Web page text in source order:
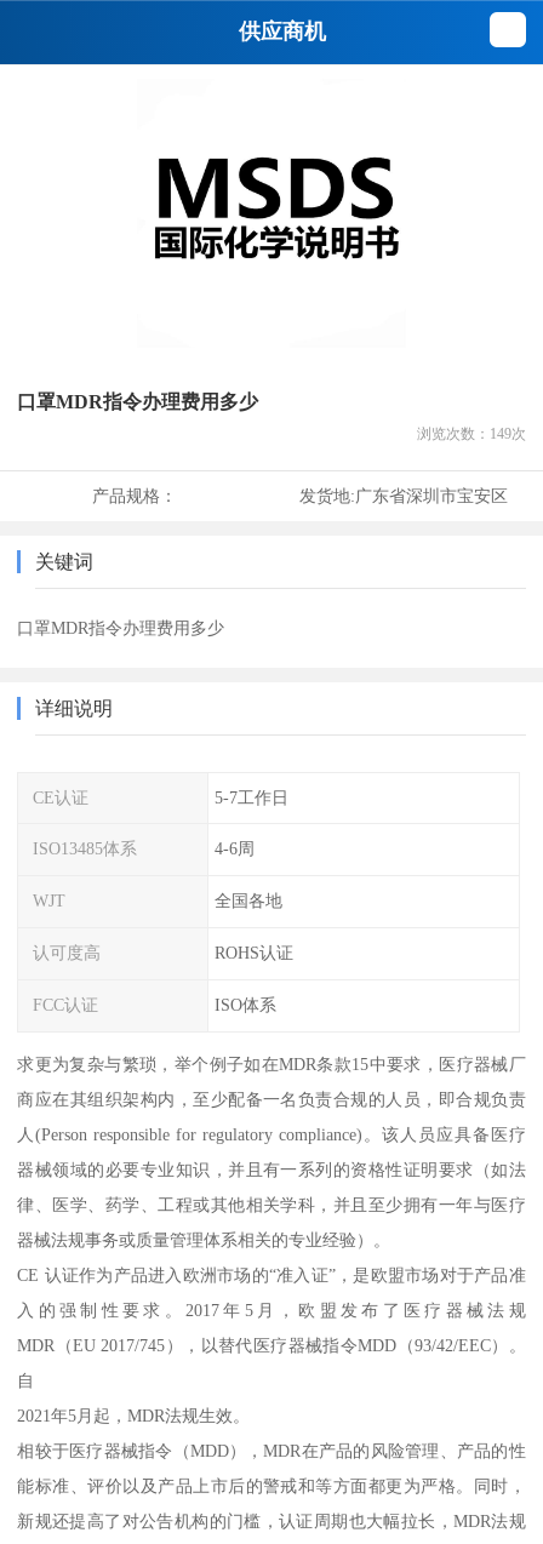
供应商机
口罩MDR指令办理费用多少
浏览次数： 149次
产品规格： 发货地:广东省深圳市宝安区
关键词
口罩MDR指令办理费用多少
详细说明
CE认证 5-7工作日
ISO13485体系 4-6周
WJT 全国各地
认可度高 ROHS认证
FCC认证 ISO体系
求更为复杂与繁琐，举个例子如在MDR条款15中要求，医疗器械厂
商应在其组织架构内，至少配备一名负责合规的人员，即合规负责
人(Person responsible for regulatory compliance)。该人员应具备医疗
器械领域的必要专业知识，并且有一系列的资格性证明要求（如法
律、医学、药学、工程或其他相关学科，并且至少拥有一年与医疗
器械法规事务或质量管理体系相关的专业经验）。
CE 认证作为产品进入欧洲市场的“准入证”，是欧盟市场对于产品准
入的强制性要求。2017年5月，欧盟发布了医疗器械法规
MDR（EU 2017/745），以替代医疗器械指令MDD（93/42/EEC）。
自
2021年5月起，MDR法规生效。
相较于医疗器械指令（MDD），MDR在产品的风险管理、产品的性
能标准、评价以及产品上市后的警戒和等方面都更为严格。同时，
新规还提高了对公告机构的门槛，认证周期也大幅拉长，MDR法规